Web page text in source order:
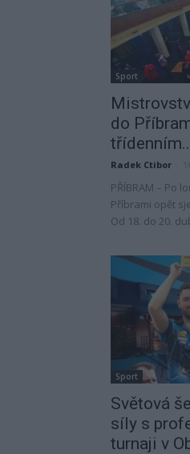
Sport
do
Radek Ctibor
PŘÍBRAM – Po
Příbrami opět
Od 18. do 20.
Sport
Světová
síly s
turnaji v